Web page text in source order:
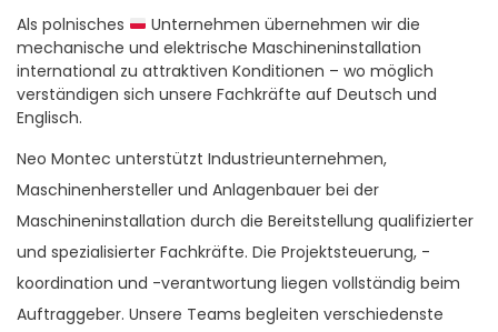
Als polnisches
Unternehmen übernehmen wir die
mechanische und elektrische Maschineninstallation
international zu attraktiven Konditionen – wo möglich
verständigen sich unsere Fachkräfte auf Deutsch und
Englisch.
Neo Montec unterstützt Industrieunternehmen,
Maschinenhersteller und Anlagenbauer bei der
Maschineninstallation durch die Bereitstellung qualifizierter
und spezialisierter Fachkräfte. Die Projektsteuerung, -
koordination und -verantwortung liegen vollständig beim
Auftraggeber. Unsere Teams begleiten verschiedenste